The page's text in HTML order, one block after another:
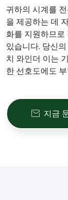
귀하의 시계를
을 제공하는 데
화를 지원하므
있습니다. 당신
치 와인더 이는
한 선호도에도
 지금